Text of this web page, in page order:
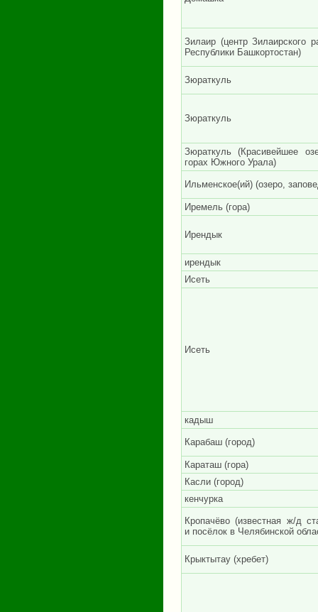
Зилаир (центр Зилаирского
Республики Башкортостан)
Зюраткуль
Зюраткуль
Зюраткуль (Красивейшее
горах Южного Урала)
Ильменское(ий) (озеро,
Иремель (гора)
Ирендык
ирендык
Исеть
Исеть
кадыш
Карабаш (город)
Караташ (гора)
Касли (город)
кенчурка
Кропачёво (известная ж/д
и посёлок в Челябинской
Крыктытау (хребет)